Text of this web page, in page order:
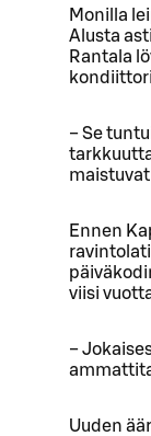
Monilla
Alusta
Rantala
− Se
Ennen
viisi
−
Uuden